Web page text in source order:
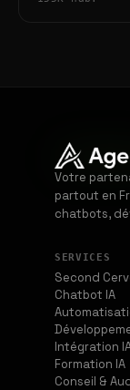
Votre
partout en
chatbots,
SERVICES
Second
Chatbot IA
Intégration
Formation IA
Conseil &